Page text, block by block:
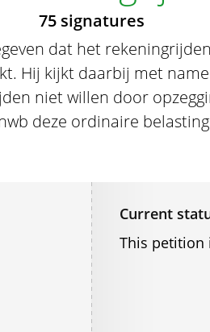
75 signatures
dat het
Hij kijkt daarbij met
niet willen door
deze ordinaire
Current
This petition